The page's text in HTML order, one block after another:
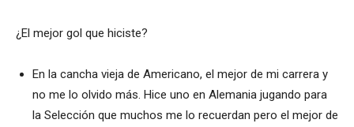
¿El mejor gol que hiciste?
En la cancha vieja de Americano, el mejor de mi carrera y
no me lo olvido más. Hice uno en Alemania jugando para
la Selección que muchos me lo recuerdan pero el mejor de